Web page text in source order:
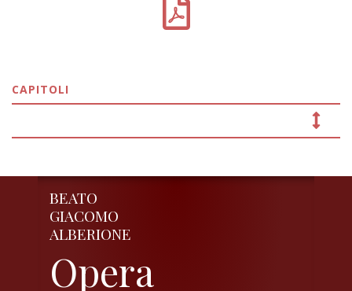
CAPITOLI
BEATO
GIACOMO
ALBERIONE
Opera